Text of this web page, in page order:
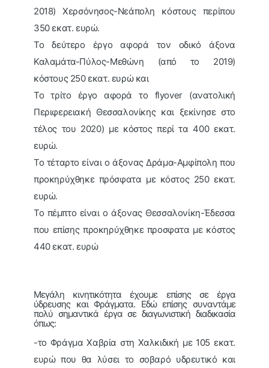
2018) Χερσόνησος-Νεάπολη κόστους περίπου
350 εκατ. ευρώ.
Το δεύτερο έργο αφορά τον οδικό άξονα
Καλαμάτα-Πύλος-Μεθώνη (από το 2019)
κόστους 250 εκατ. ευρώ και
Το τρίτο έργο αφορά τo flyover (ανατολική
Περιφερειακή Θεσσαλονίκης και ξεκίνησε στο
τέλος του 2020) με κόστος περί τα 400 εκατ.
ευρώ.
Το τέταρτο είναι ο άξονας Δράμα-Αμφίπολη που
προκηρύχθηκε πρόσφατα με κόστος 250 εκατ.
ευρώ.
Το πέμπτο είναι ο άξονας Θεσσαλονίκη-Έδεσσα
που επίσης προκηρύχθηκε προσφατα με κόστος
440 εκατ. ευρώ
Μεγάλη κινητικότητα έχουμε επίσης σε έργα
ύδρευσης και Φράγματα. Εδώ επίσης συναντάμε
πολύ σημαντικά έργα σε διαγωνιστική διαδικασία
όπως:
-το Φράγμα Χαβρία στη Χαλκιδική με 105 εκατ.
ευρώ που θα λύσει το σοβαρό υδρευτικό και